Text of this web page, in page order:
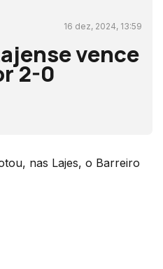
16 dez, 2024, 13:59
vence
2-0
nas Lajes, o Barreiro